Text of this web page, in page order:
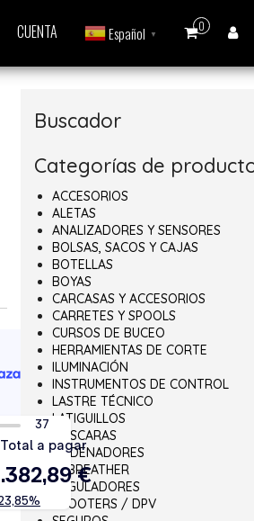
0
CUENTA Español ▼
Buscador
Categorías de
ACCESORIOS
ALETAS
ANALIZADORES Y SENSORES
BOLSAS, SACOS Y CAJAS
BOTELLAS
BOYAS
CARCASAS Y ACCESORIOS
CARRETES Y SPOOLS
CURSOS DE BUCEO
HERRAMIENTAS DE CORTE
ILUMINACIÓN
INSTRUMENTOS DE CONTROL
LASTRE TÉCNICO
LATIGUILLOS
MÁSCARAS
ORDENADORES
REBREATHER
REGULADORES
SCOOTERS / DPV